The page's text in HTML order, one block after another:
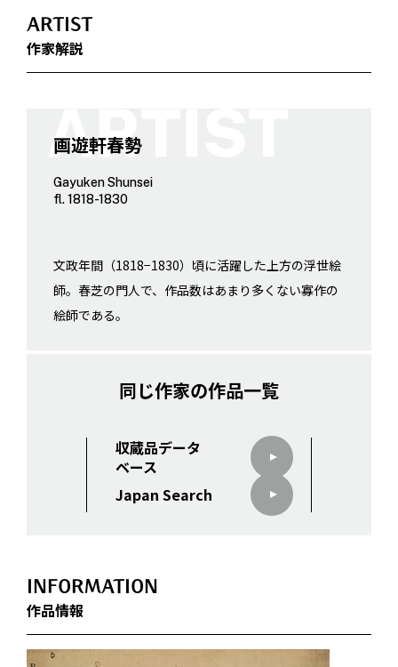
ARTIST
作家解説
画遊軒春勢
Gayuken Shunsei
fl. 1818-1830
文政年間（1818−1830）頃に活躍した上方の浮世絵
師。春芝の門人で、作品数はあまり多くない寡作の
絵師である。
同じ作家の作品一覧
収蔵品データ
ベース
Japan Search
INFORMATION
作品情報